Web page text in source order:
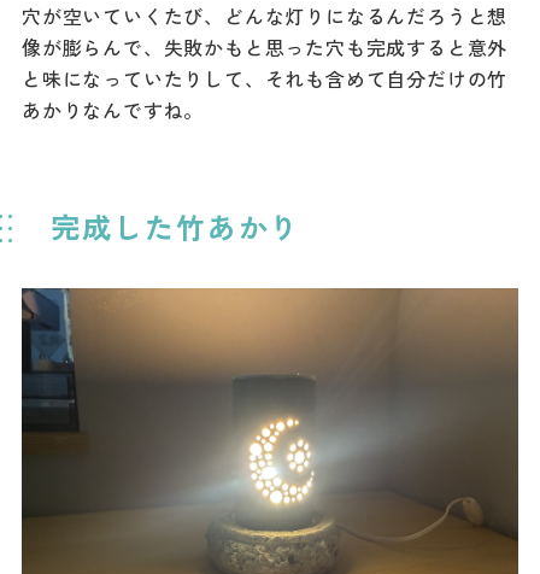
穴が空いていくたび、どんな灯りになるんだろうと想
像が膨らんで、失敗かもと思った穴も完成すると意外
と味になっていたりして、それも含めて自分だけの竹
あかりなんですね。
完成した竹あかり